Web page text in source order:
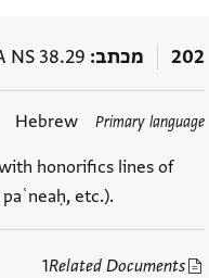
202 מכתב NS 38.29
Primary language
Hebrew
honorifics lines of
etc.).
Related Documents
1